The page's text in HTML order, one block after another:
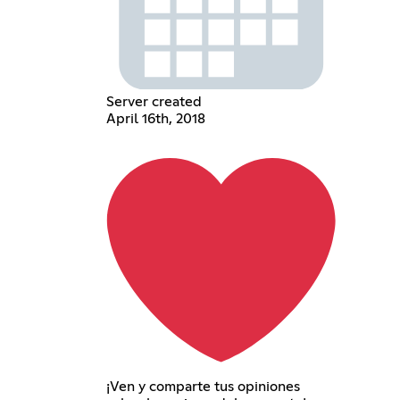
Server created
April 16th, 2018
¡Ven y comparte tus opiniones